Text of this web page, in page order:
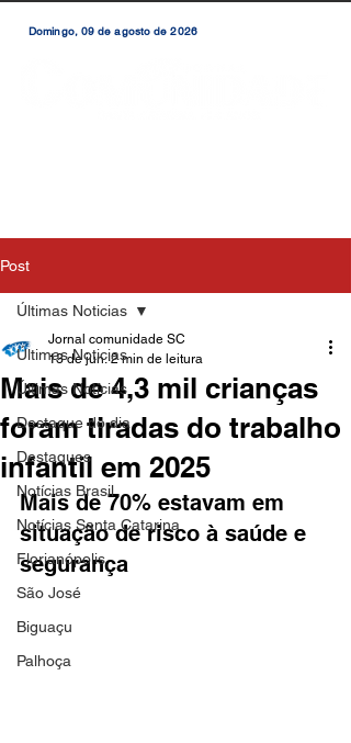
Domingo, 09 de agosto de 2026
Post
Últimas Noticias
Últimas Notícias
Destaque do dia
Destaques
Notícias Brasil
Notícias Santa Catarina
Florianópolis
São José
Biguaçu
Palhoça
Últimas Noticias
Mais de 4,3 mil crianças
foram tiradas do trabalho
infantil em 2025
Jornal comunidade SC
13 de jun. 2 min de leitura
Mais de 70% estavam em
situação de risco à saúde e
segurança